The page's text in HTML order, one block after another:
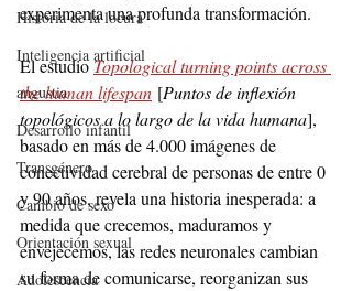
Historia de la locura
Inteligencia artificial
angustia
Desarrollo infantil
Transgénero
Cambio de sexo
Orientación sexual
Adolescencia
experimenta una profunda transformación.
El estudio Topological turning points across
the human lifespan [Puntos de inflexión
topológicos a lo largo de la vida humana],
basado en más de 4.000 imágenes de
conectividad cerebral de personas de entre 0
y 90 años, revela una historia inesperada: a
medida que crecemos, maduramos y
envejecemos, las redes neuronales cambian
su forma de comunicarse, reorganizan sus